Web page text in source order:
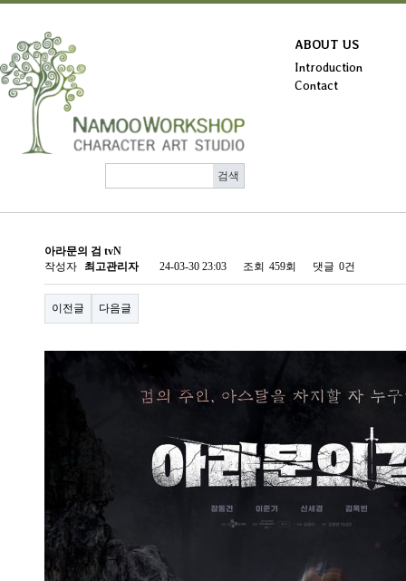
ABOUT US
Introduction
Contact
아라문의 검 tvN
작성자
최고관리자 24-03-30 23:03 조회 459회 댓글 0건
이전글 다음글